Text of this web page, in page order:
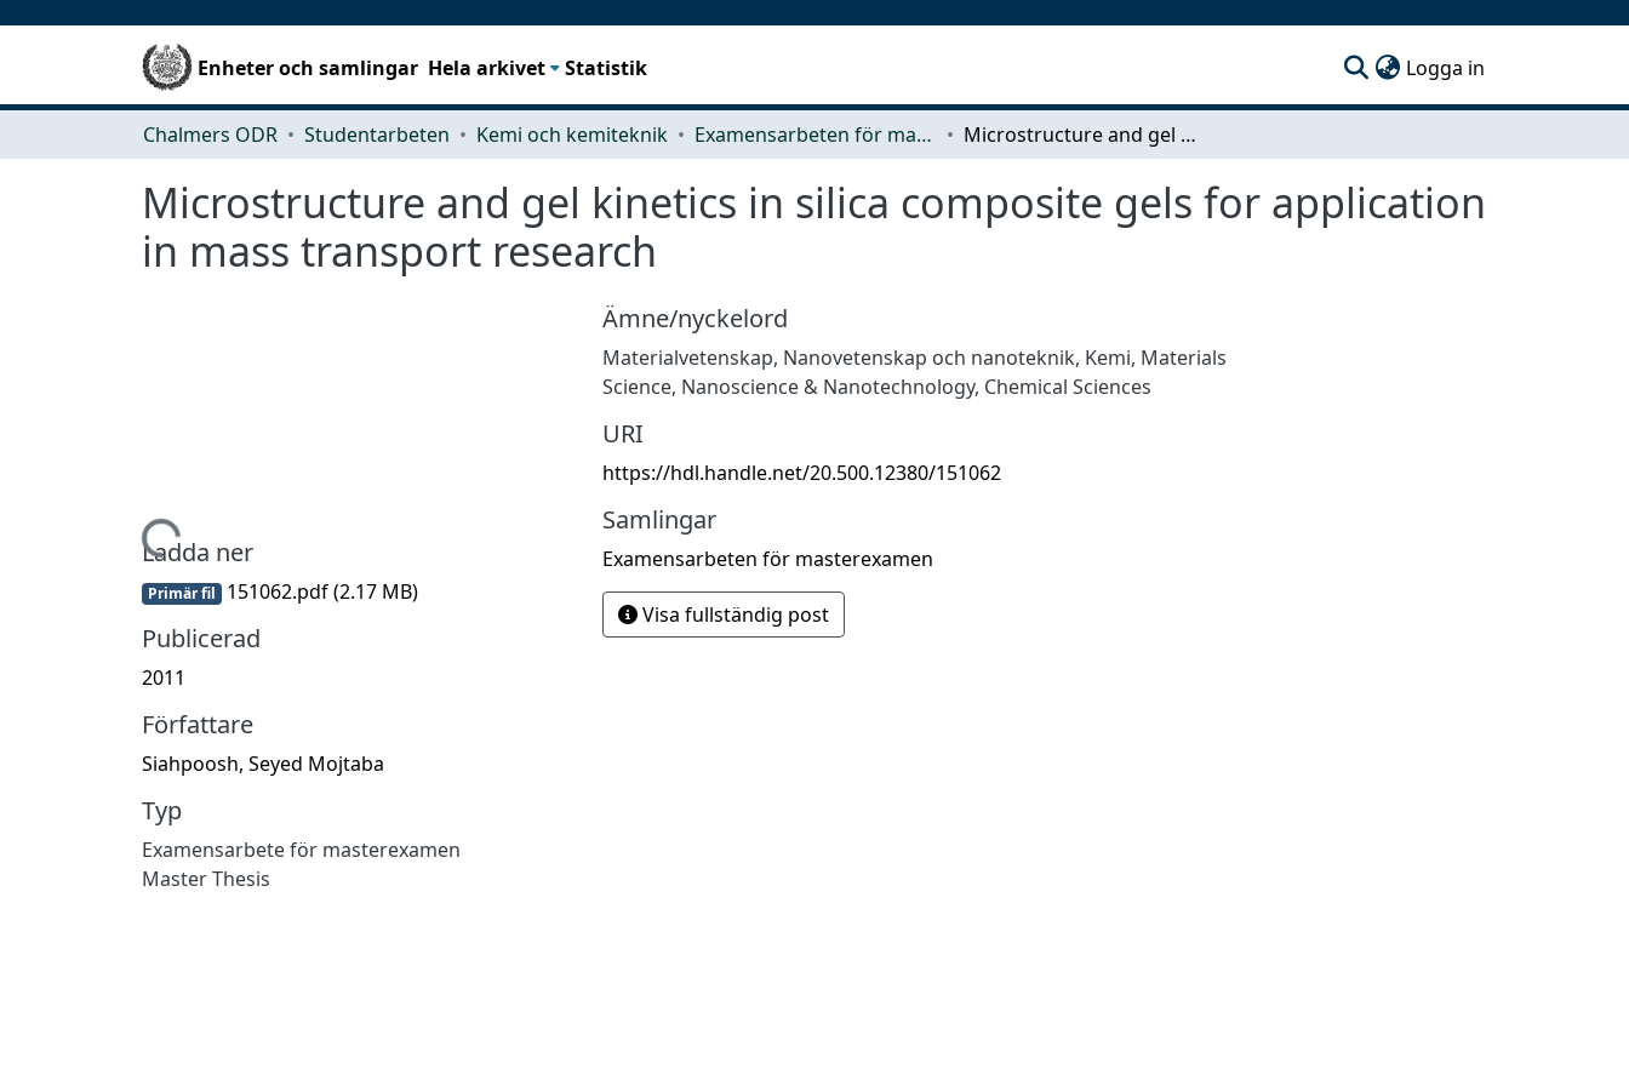
Enheter och samlingar Hela arkivet Statistik Logga in
Chalmers ODR Studentarbeten Kemi och kemiteknik Examensarbeten för masterexamen Microstructure and gel kinetics in silica composite gels for application in mass transport research
Microstructure and gel kinetics in silica composite gels for application
in mass transport research
Hämtar...
Ladda ner
Primär fil 151062.pdf(2.17 MB)
Publicerad
2011
Författare
Siahpoosh, Seyed Mojtaba
Typ
Examensarbete för masterexamen
Master Thesis
Ämne/nyckelord
Materialvetenskap, Nanovetenskap och nanoteknik, Kemi, Materials
Science, Nanoscience & Nanotechnology, Chemical Sciences
URI
https://hdl.handle.net/20.500.12380/151062
Samlingar
Examensarbeten för masterexamen
Visa fullständig post